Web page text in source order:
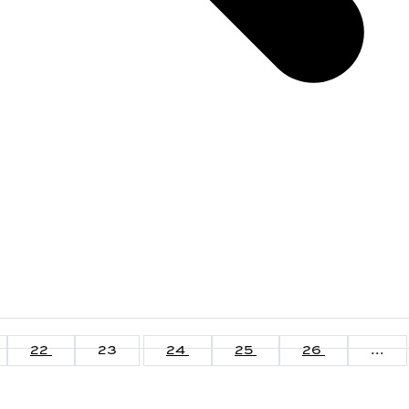
22 23 24 25 26 ...